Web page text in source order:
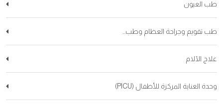
طب العيون
طب تقويم وجراحة العظام وطب...
علاج الآلام
وحدة العناية المركزة للأطفال (PICU)